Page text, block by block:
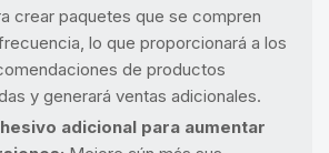
crear paquetes que se compren
lo que proporcionará a los
de productos
y generará ventas adicionales.
adicional para aumentar